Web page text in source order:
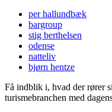
per hallundbæk
bargroup
stig berthelsen
odense
natteliv
bjørn hentze
Få indblik i, hvad der rører
turismebranchen med